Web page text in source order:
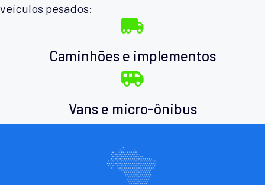
veículos pesados:
Caminhões e implementos
Vans e micro-ônibus